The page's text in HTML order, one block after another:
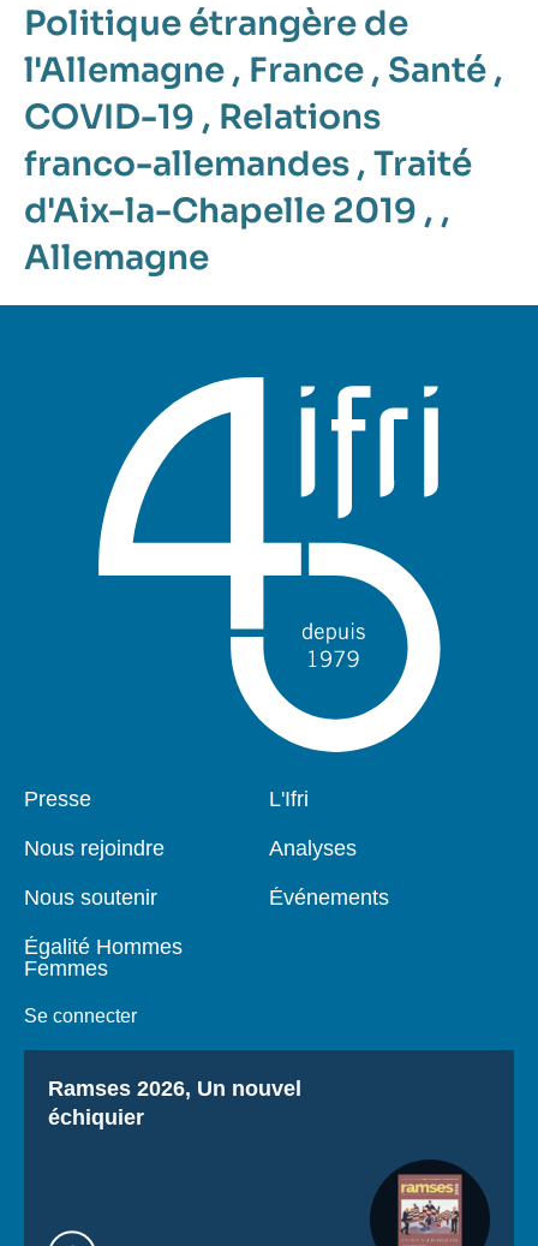
Politique étrangère de
l'Allemagne , France , Santé ,
COVID-19 , Relations
franco-allemandes , Traité
d'Aix-la-Chapelle 2019 , ,
Allemagne
Pied
Presse
Nous rejoindre
Nous soutenir
Égalité Hommes
Femmes
Se connecter
Navigation
L'Ifri
Analyses
Événements
Titre
Ramses 2026, Un nouvel
échiquier